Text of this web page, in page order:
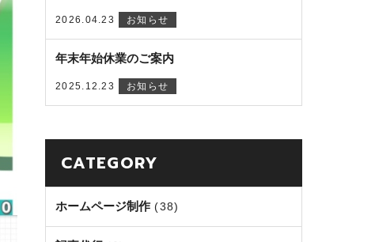
2026.04.23 お知らせ
年末年始休業のご案内
2025.12.23 お知らせ
CATEGORY
ホームページ制作 (38)